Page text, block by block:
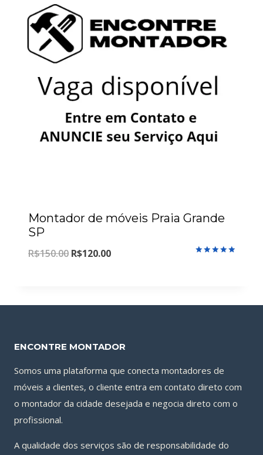
Montador de móveis Praia Grande
SP
R$150.00 O
era:
R$120.00O
é:
ENCONTRE MONTADOR
Somos uma plataforma que conecta montadores de
móveis a clientes, o cliente entra em contato direto com
o montador da cidade desejada e negocia direto com o
profissional.
A qualidade dos serviços são de responsabilidade do